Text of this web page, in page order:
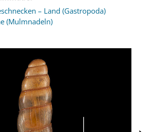
– Land (Gastropoda)
(Mulmnadeln)